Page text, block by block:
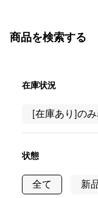
ZENITH
デュナミス
ヴィンテージ
商品を検索する
在庫状況
[在庫あり]の
状態
全て 新